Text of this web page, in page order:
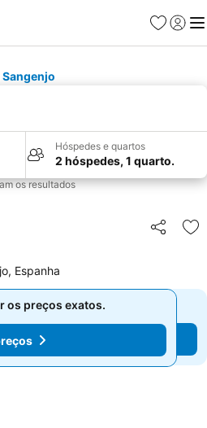
Favoritos
Iniciar
Hóspedes e quartos
2 hóspedes, 1 quarto.
os resultados
Partilhar
Espanha
os preços exatos.
preços
os preços exatos.